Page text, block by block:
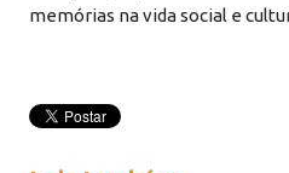
memórias na vida social e